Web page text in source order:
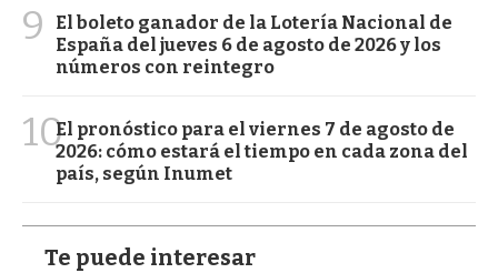
9
El boleto ganador de la Lotería Nacional de
España del jueves 6 de agosto de 2026 y los
números con reintegro
10El pronóstico para el viernes 7 de agosto de
2026: cómo estará el tiempo en cada zona del
país, según Inumet
Te puede interesar